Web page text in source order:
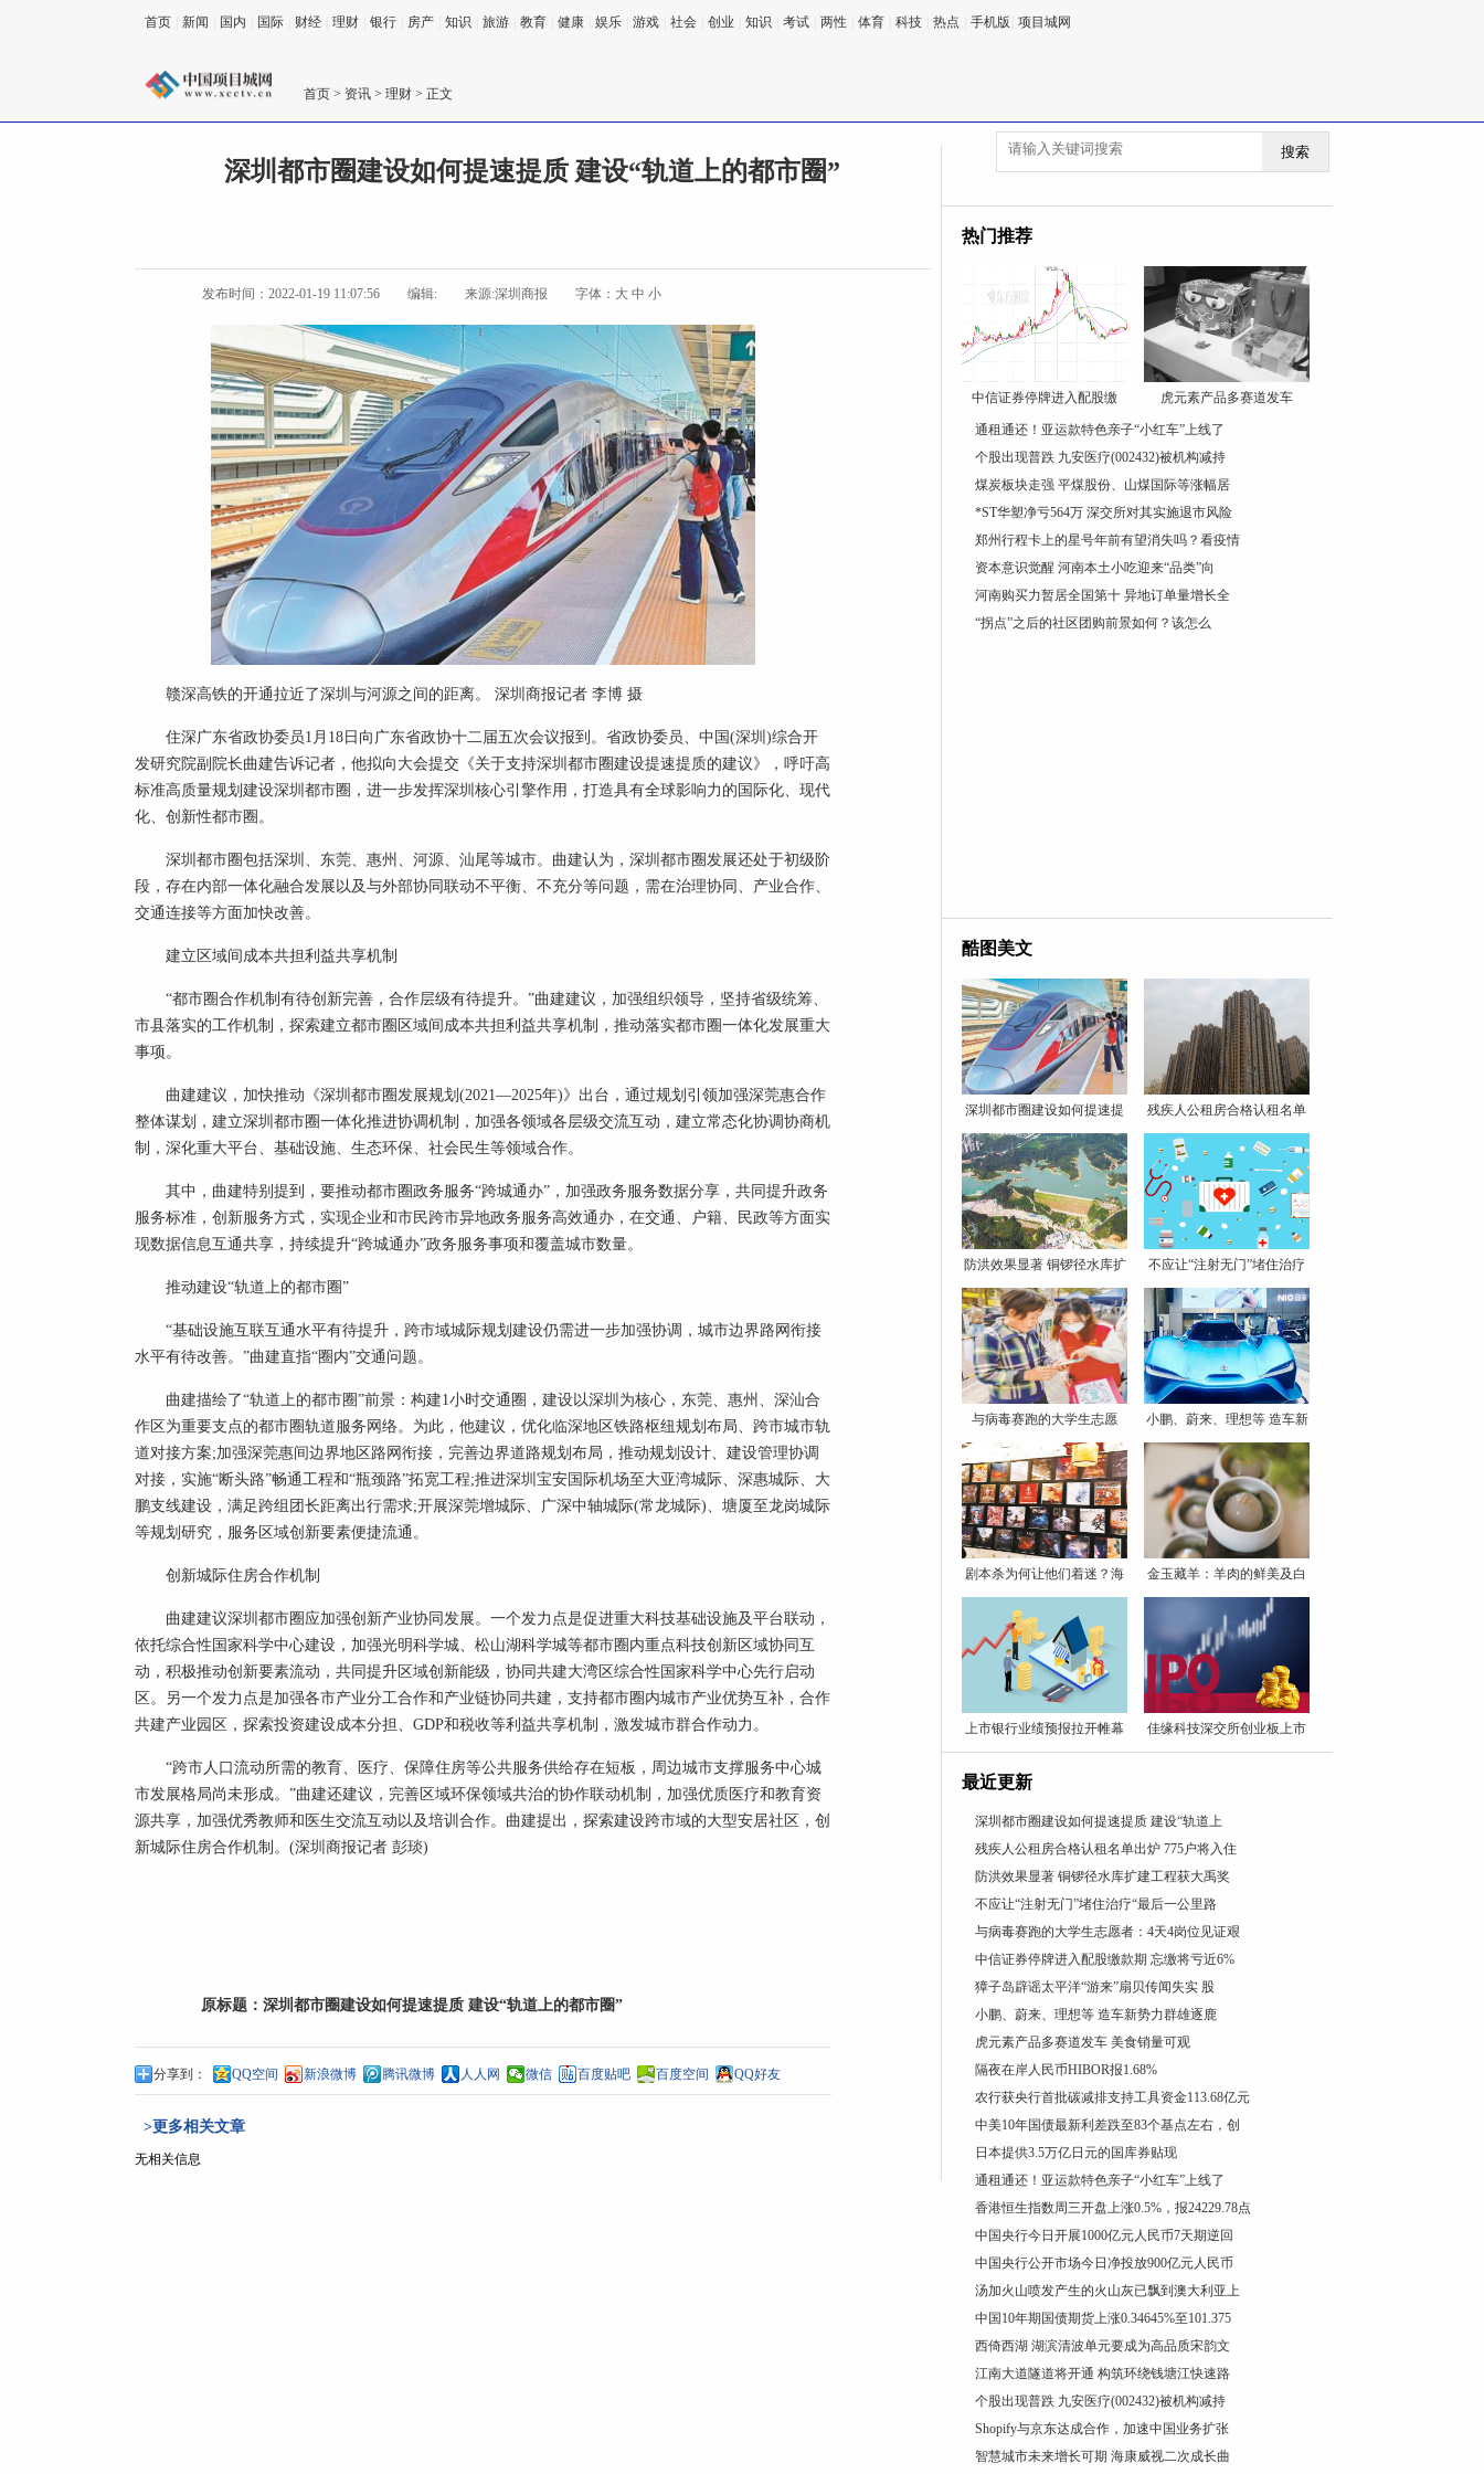
首页 新闻 国内 国际 财经 理财 银行 房产 知识 旅游 教育 健康 娱乐 游戏 社会 创业 知识 考试 两性 体育 科技 热点 手机版 项目城网
首页 > 资讯 > 理财 > 正文
搜索
深圳都市圈建设如何提速提质 建设“轨道上的都市圈”
发布时间：2022-01-19 11:07:56 编辑: 来源:深圳商报 字体： 大 中 小
赣深高铁的开通拉近了深圳与河源之间的距离。 深圳商报记者 李博 摄
住深广东省政协委员1月18日向广东省政协十二届五次会议报到。省政协委员、中国(深圳)综合开
发研究院副院长曲建告诉记者，他拟向大会提交《关于支持深圳都市圈建设提速提质的建议》，呼吁高
标准高质量规划建设深圳都市圈，进一步发挥深圳核心引擎作用，打造具有全球影响力的国际化、现代
化、创新性都市圈。
深圳都市圈包括深圳、东莞、惠州、河源、汕尾等城市。曲建认为，深圳都市圈发展还处于初级阶
段，存在内部一体化融合发展以及与外部协同联动不平衡、不充分等问题，需在治理协同、产业合作、
交通连接等方面加快改善。
建立区域间成本共担利益共享机制
“都市圈合作机制有待创新完善，合作层级有待提升。”曲建建议，加强组织领导，坚持省级统筹、
市县落实的工作机制，探索建立都市圈区域间成本共担利益共享机制，推动落实都市圈一体化发展重大
事项。
曲建建议，加快推动《深圳都市圈发展规划(2021—2025年)》出台，通过规划引领加强深莞惠合作
整体谋划，建立深圳都市圈一体化推进协调机制，加强各领域各层级交流互动，建立常态化协调协商机
制，深化重大平台、基础设施、生态环保、社会民生等领域合作。
其中，曲建特别提到，要推动都市圈政务服务“跨城通办”，加强政务服务数据分享，共同提升政务
服务标准，创新服务方式，实现企业和市民跨市异地政务服务高效通办，在交通、户籍、民政等方面实
现数据信息互通共享，持续提升“跨城通办”政务服务事项和覆盖城市数量。
推动建设“轨道上的都市圈”
“基础设施互联互通水平有待提升，跨市域城际规划建设仍需进一步加强协调，城市边界路网衔接
水平有待改善。”曲建直指“圈内”交通问题。
曲建描绘了“轨道上的都市圈”前景：构建1小时交通圈，建设以深圳为核心，东莞、惠州、深汕合
作区为重要支点的都市圈轨道服务网络。为此，他建议，优化临深地区铁路枢纽规划布局、跨市城市轨
道对接方案;加强深莞惠间边界地区路网衔接，完善边界道路规划布局，推动规划设计、建设管理协调
对接，实施“断头路”畅通工程和“瓶颈路”拓宽工程;推进深圳宝安国际机场至大亚湾城际、深惠城际、大
鹏支线建设，满足跨组团长距离出行需求;开展深莞增城际、广深中轴城际(常龙城际)、塘厦至龙岗城际
等规划研究，服务区域创新要素便捷流通。
创新城际住房合作机制
曲建建议深圳都市圈应加强创新产业协同发展。一个发力点是促进重大科技基础设施及平台联动，
依托综合性国家科学中心建设，加强光明科学城、松山湖科学城等都市圈内重点科技创新区域协同互
动，积极推动创新要素流动，共同提升区域创新能级，协同共建大湾区综合性国家科学中心先行启动
区。另一个发力点是加强各市产业分工合作和产业链协同共建，支持都市圈内城市产业优势互补，合作
共建产业园区，探索投资建设成本分担、GDP和税收等利益共享机制，激发城市群合作动力。
“跨市人口流动所需的教育、医疗、保障住房等公共服务供给存在短板，周边城市支撑服务中心城
市发展格局尚未形成。”曲建还建议，完善区域环保领域共治的协作联动机制，加强优质医疗和教育资
源共享，加强优秀教师和医生交流互动以及培训合作。曲建提出，探索建设跨市域的大型安居社区，创
新城际住房合作机制。(深圳商报记者 彭琰)
原标题： 深圳都市圈建设如何提速提质 建设“轨道上的都市圈”
分享到： QQ空间 新浪微博 腾讯微博 人人网 微信 百度贴吧 百度空间 QQ好友
>更多相关文章
无相关信息
热门推荐
中信证券停牌进入配股缴 虎元素产品多赛道发车
通租通还！亚运款特色亲子“小红车”上线了
个股出现普跌 九安医疗(002432)被机构减持
煤炭板块走强 平煤股份、山煤国际等涨幅居
*ST华塑净亏564万 深交所对其实施退市风险
郑州行程卡上的星号年前有望消失吗？看疫情
资本意识觉醒 河南本土小吃迎来“品类”向
河南购买力暂居全国第十 异地订单量增长全
“拐点”之后的社区团购前景如何？该怎么
酷图美文
深圳都市圈建设如何提速提
质
残疾人公租房合格认租名单
出
防洪效果显著 铜锣径水库扩 不应让“注射无门”堵住治疗
与病毒赛跑的大学生志愿
小鹏、蔚来、理想等 造车新
剧本杀为何让他们着迷？海
量
金玉藏羊：羊肉的鲜美及白
萝
上市银行业绩预报拉开帷幕 佳缘科技深交所创业板上市
最近更新
深圳都市圈建设如何提速提质 建设“轨道上
残疾人公租房合格认租名单出炉 775户将入住
防洪效果显著 铜锣径水库扩建工程获大禹奖
不应让“注射无门”堵住治疗“最后一公里路
与病毒赛跑的大学生志愿者：4天4岗位见证艰
中信证券停牌进入配股缴款期 忘缴将亏近6%
獐子岛辟谣太平洋“游来”扇贝传闻失实 股
小鹏、蔚来、理想等 造车新势力群雄逐鹿
虎元素产品多赛道发车 美食销量可观
隔夜在岸人民币HIBOR报1.68%
农行获央行首批碳减排支持工具资金113.68亿元
中美10年国债最新利差跌至83个基点左右，创
日本提供3.5万亿日元的国库券贴现
通租通还！亚运款特色亲子“小红车”上线了
香港恒生指数周三开盘上涨0.5%，报24229.78点
中国央行今日开展1000亿元人民币7天期逆回
中国央行公开市场今日净投放900亿元人民币
汤加火山喷发产生的火山灰已飘到澳大利亚上
中国10年期国债期货上涨0.34645%至101.375
西倚西湖 湖滨清波单元要成为高品质宋韵文
江南大道隧道将开通 构筑环绕钱塘江快速路
个股出现普跌 九安医疗(002432)被机构减持
Shopify与京东达成合作，加速中国业务扩张
智慧城市未来增长可期 海康威视二次成长曲